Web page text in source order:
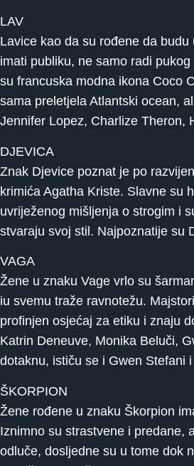
LAV
Lavice kao da su rođene da
imati publiku, ne samo radi
su francuska modna ikona Coco
sama preletjela Atlantski ocean,
Jennifer Lopez, Charlize Theron,
DJEVICA
Znak Djevice poznat je po
krimića Agatha Kriste. Slavne su
uvriježenog mišljenja o strogim i
stvaraju svoj stil. Najpoznatije su
VAGA
Žene u znaku Vage vrlo su
iu svemu traže ravnotežu.
profinjen osjećaj za etiku i znaju
Katrin Deneuve, Monika Beluči,
dotaknu, ističu se i Gwen Stefani
ŠKORPION
Žene rođene u znaku Škorpion
Iznimno su strastvene i predane,
odluče, dosljedne su u tome dok